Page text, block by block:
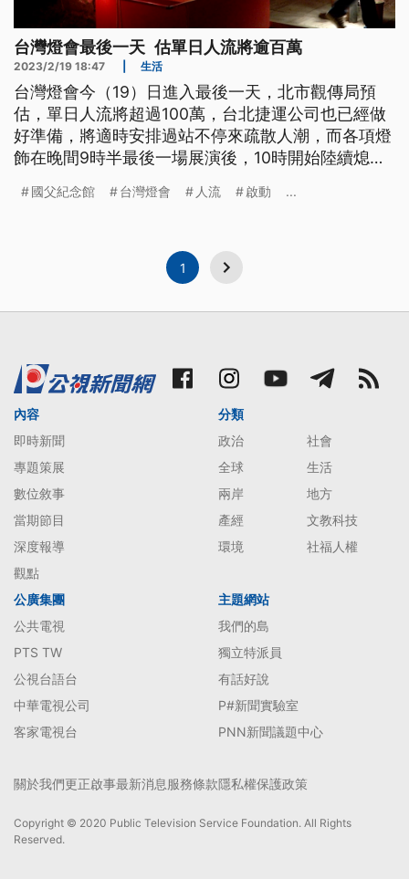
台灣燈會最後一天 估單日人流將逾百萬
2023/2/19 18:47 生活
台灣燈會今（19）日進入最後一天，北市觀傳局預
估，單日人流將超過100萬，台北捷運公司也已經做
好準備，將適時安排過站不停來疏散人潮，而各項燈
飾在晚間9時半最後一場展演後，10時開始陸續熄
國父紀念館 台灣燈會 人流 啟動 ...
1
內容
即時新聞
專題策展
數位敘事
當期節目
深度報導
觀點
分類
政治
社會
全球
生活
兩岸
地方
產經
文教科技
環境
社福人權
公廣集團
公共電視
PTS TW
公視台語台
中華電視公司
客家電視台
主題網站
我們的島
獨立特派員
有話好說
P#新聞實驗室
PNN新聞議題中心
關於我們更正啟事最新消息服務條款隱私權保護政策
Copyright © 2020 Public Television Service Foundation. All Rights
Reserved.